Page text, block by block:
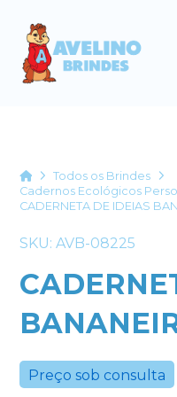
HomeTodos os Brindes
Cadernos Ecológicos
CADERNETA DE IDEIAS
SKU: AVB-08225
Preço sob consulta
+55